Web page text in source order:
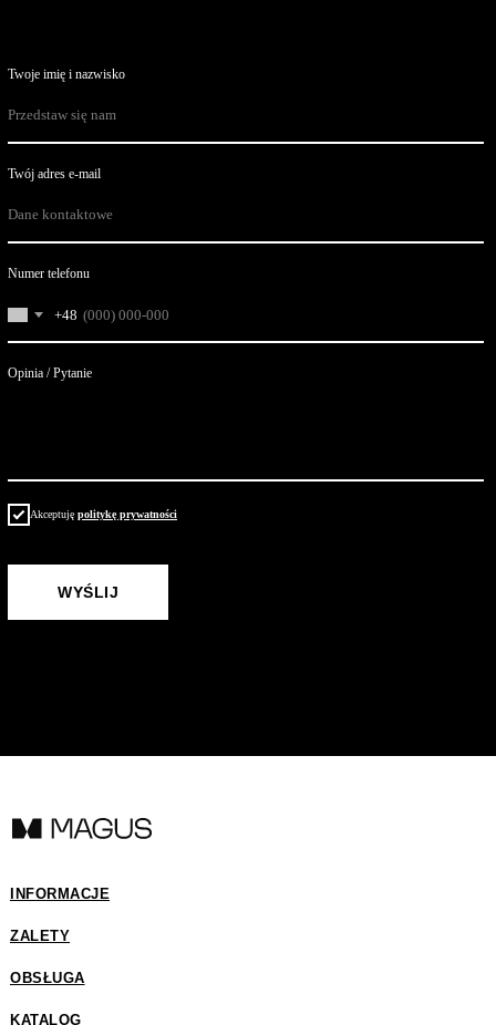
Twoje imię i nazwisko
Twój adres e-mail
Numer telefonu
+48
Opinia / Pytanie
Akceptuję politykę prywatności
WYŚLIJ
INFORMACJE
ZALETY
KATALOG
OBSŁUGA